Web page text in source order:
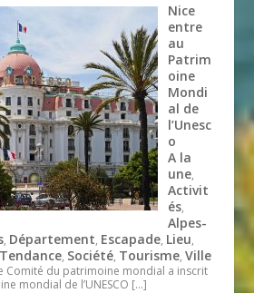
Nice
entre
au
Patrim
oine
Mondi
al de
l’Unesc
o
A la
une,
Activit
és,
Alpes-
, Département, Escapade, Lieu,
, Société, Tourisme,Ville
Comité du patrimoine mondial a inscrit
mondial de l’UNESCO […]